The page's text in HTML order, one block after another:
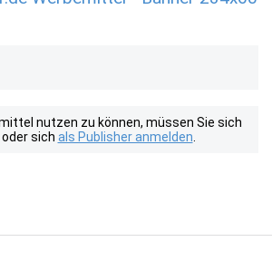
nutzen zu können, müssen Sie sich
sich als Publisher anmelden